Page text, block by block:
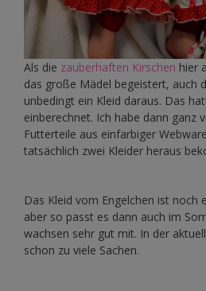
Als die zauberhaften Kirschen hier
das große Mädel begeistert, auch
unbedingt ein Kleid daraus. Das
einberechnet. Ich habe dann ganz
Futterteile aus einfarbiger
tatsächlich zwei Kleider heraus
Das Kleid vom Engelchen ist noch
aber so passt es dann auch im
wachsen sehr gut mit. In der
schon zu viele Sachen.